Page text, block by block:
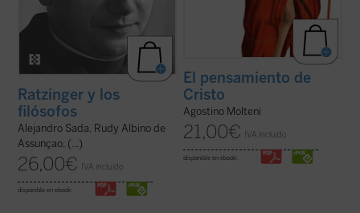
Ratzinger y los
filósofos
Alejandro Sada, Rudy Albino de
Assunçao, (...)
26,00€ IVA incluido
disponible en ebook:
El pensamiento de
Cristo
Agostino Molteni
21,00€ IVA incluido
disponible en ebook: